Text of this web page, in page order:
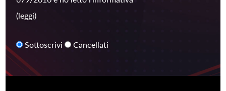
(leggi)
Sottoscrivi Cancellati